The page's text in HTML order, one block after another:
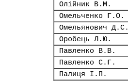
Олійник В.М.
Омельченко Г.О.
Омельянович Д.С.
Оробець Л.Ю.
Павленко В.В.
Павленко С.Г.
Палиця І.П.